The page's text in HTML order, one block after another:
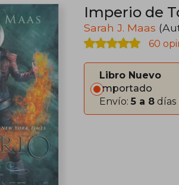
Imperio de
Sarah J. Maas
60
Libro Nuevo
Importado
Envío: 5 a 8 días